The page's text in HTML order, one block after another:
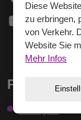
stimme
Verarbeitung
Daten.
Ich stimme
Das
nicht
Produkte
Diese
zu erbringen,
von Verkehr.
Website Sie
Mehr Infos